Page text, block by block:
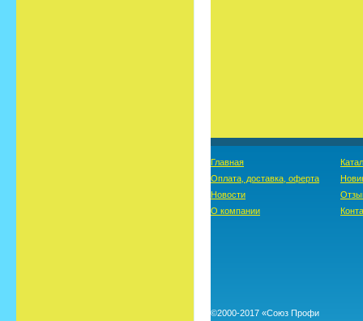
Главная
Оплата, доставка, оферта
Новости
О компании
©2000-2017 «Союз Профи